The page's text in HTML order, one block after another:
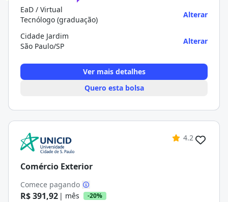
EaD / Virtual
Tecnólogo (graduação)
Alterar
Cidade Jardim
São Paulo/SP
Alterar
Ver mais detalhes
Quero esta bolsa
4.2
Comércio Exterior
Comece pagando
R$ 391,92 | mês -20%